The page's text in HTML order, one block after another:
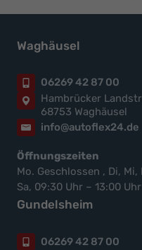
Waghäusel
06269 42 87 00
Hambrücker
68753 Waghäusel
info@autoflex24.de
Öffnungszeiten
Mo. Geschlossen , Di,
Sa, 09:30 Uhr – 13:00 Uhr
Gundelsheim
06269 42 87 00